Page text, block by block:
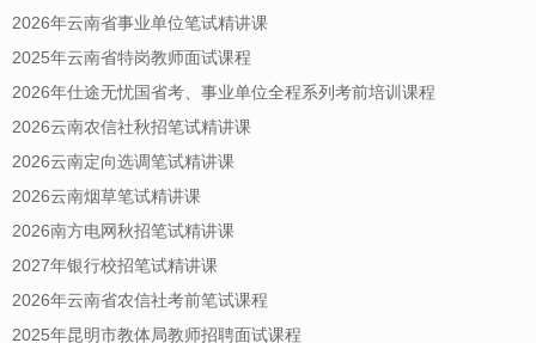
2026年云南省事业单位笔试精讲课
2025年云南省特岗教师面试课程
2026年仕途无忧国省考、事业单位全程系列考前培训课程
2026云南农信社秋招笔试精讲课
2026云南定向选调笔试精讲课
2026云南烟草笔试精讲课
2026南方电网秋招笔试精讲课
2027年银行校招笔试精讲课
2026年云南省农信社考前笔试课程
2025年昆明市教体局教师招聘面试课程